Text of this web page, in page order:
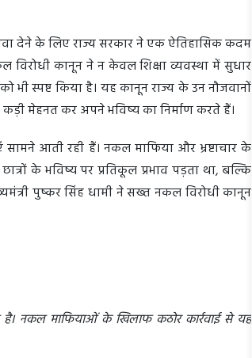
देने के लिए राज्य सरकार ने एक ऐतिहासिक कदम
कानून ने न केवल शिक्षा व्यवस्था में सुधार
भी स्पष्ट किया है। यह कानून राज्य के उन नौजवानों
मेहनत कर अपने भविष्य का निर्माण करते हैं।
आती रही हैं। नकल माफिया और भ्रष्टाचार के
के भविष्य पर प्रतिकूल प्रभाव पड़ता था, बल्कि
पुष्कर सिंह धामी ने सख्त नकल विरोधी कानून
है। नकल माफियाओं के खिलाफ कठोर कार्रवाई से यह